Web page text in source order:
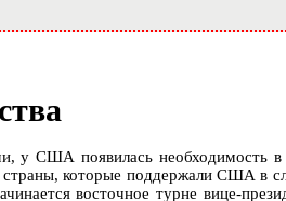
у США появилась необходимость
которые поддержали США в
восточное турне вице-